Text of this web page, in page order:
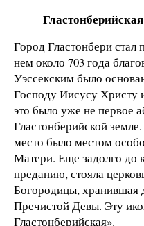
Город Гластонбери стал
нем около 703 года
Уэссекским было
Господу Иисусу
это было уже не первое
Гластонберийской
место было местом
Матери. Еще задолго до
преданию, стояла
Богородицы,
Пречистой Девы. Эту
Гластонберийская».